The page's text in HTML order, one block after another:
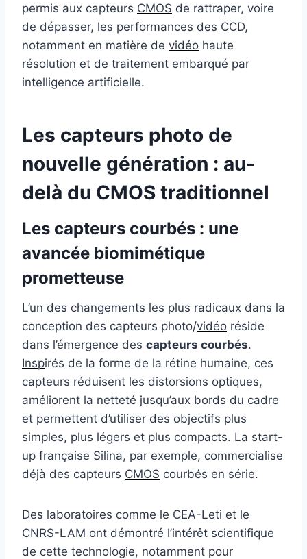
permis aux capteurs CMOS de rattraper, voire
de dépasser, les performances des CCD,
notamment en matière de vidéo haute
résolution et de traitement embarqué par
intelligence artificielle.
Les capteurs photo de
nouvelle génération : au-
delà du CMOS traditionnel
Les capteurs courbés : une
avancée biomimétique
prometteuse
L’un des changements les plus radicaux dans la
conception des capteurs photo/vidéo réside
dans l’émergence des capteurs courbés.
Inspirés de la forme de la rétine humaine, ces
capteurs réduisent les distorsions optiques,
améliorent la netteté jusqu’aux bords du cadre
et permettent d’utiliser des objectifs plus
simples, plus légers et plus compacts. La start-
up française Silina, par exemple, commercialise
déjà des capteurs CMOS courbés en série.
Des laboratoires comme le CEA-Leti et le
CNRS-LAM ont démontré l’intérêt scientifique
de cette technologie, notamment pour